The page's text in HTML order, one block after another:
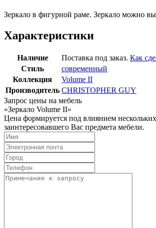
Зеркало в фигурной раме. Зеркало можно
Характеристики
Наличие Поставка под заказ. Как
Стиль
современный
Коллекция
Volume II
Производитель CHRISTOPHER GUY
Запрос цены на мебель
«Зеркало Volume II»
Цена формируется под влиянием
заинтересовавшего Вас предмета мебели.